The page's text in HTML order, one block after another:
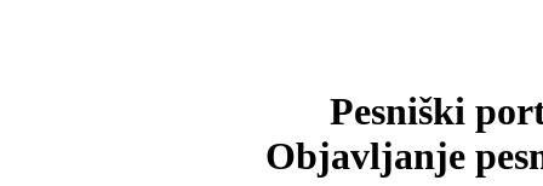
Pesniški
Objavljanje